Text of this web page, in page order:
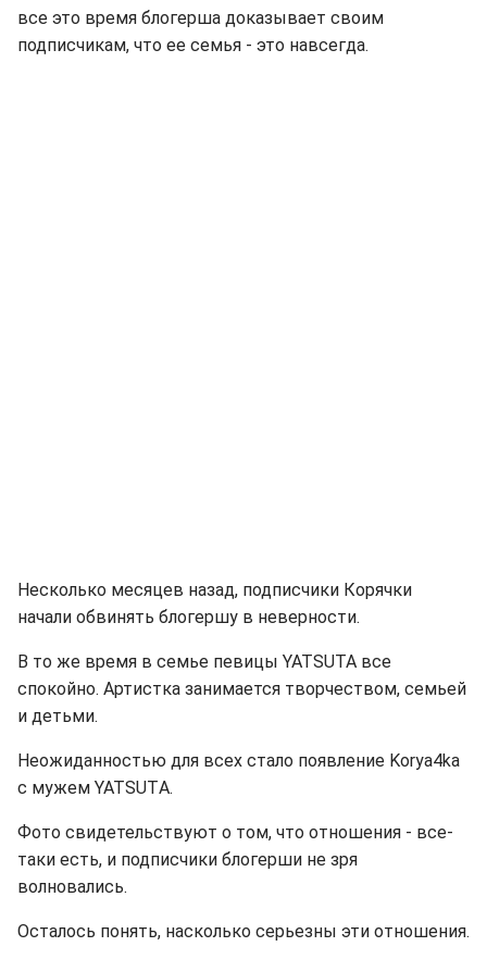
все это время блогерша доказывает своим
подписчикам, что ее семья - это навсегда.
Несколько месяцев назад, подписчики Корячки
начали обвинять блогершу в неверности.
В то же время в семье певицы YATSUTA все
спокойно. Артистка занимается творчеством, семьей
и детьми.
Неожиданностью для всех стало появление Korya4ka
с мужем YATSUTА.
Фото свидетельствуют о том, что отношения - все-
таки есть, и подписчики блогерши не зря
волновались.
Осталось понять, насколько серьезны эти отношения.